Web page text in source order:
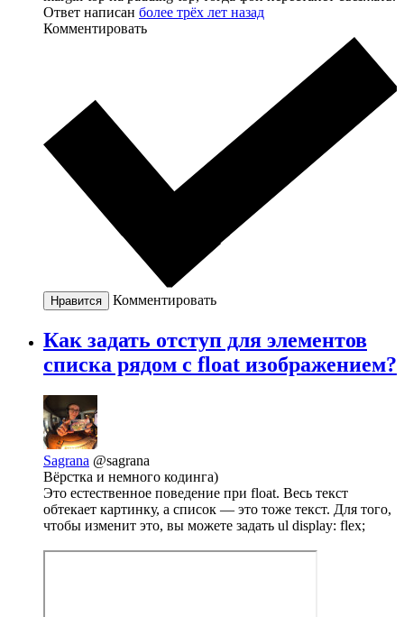
Ответ написан более трёх лет назад
Комментировать
Нравится Комментировать
Как задать отступ для элементов
списка рядом с float изображением?
Sagrana @sagrana
Вёрстка и немного кодинга)
Это естественное поведение при float. Весь текст
обтекает картинку, а список — это тоже текст. Для того,
чтобы изменит это, вы можете задать ul display: flex;